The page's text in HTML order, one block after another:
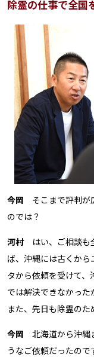
除霊の仕事で全国
今岡 そこまで評判が
のでは？
河村はい、ご相談も
ば、沖縄には古くか
タから依頼を受けて
では解決できなかった
また、先日も除霊のた
今岡 北海道から沖縄
うなご依頼だったので